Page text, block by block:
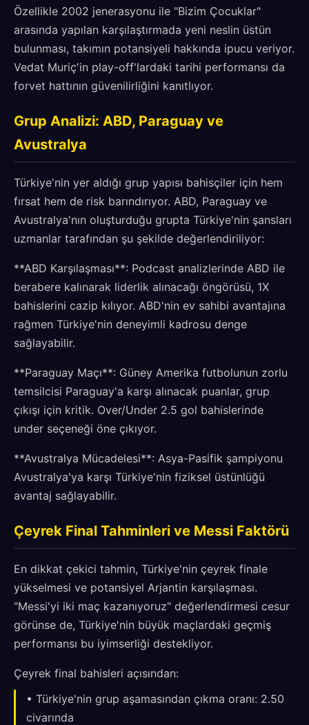
Özellikle 2002 jenerasyonu ile "Bizim Çocuklar"
arasında yapılan karşılaştırmada yeni neslin üstün
bulunması, takımın potansiyeli hakkında ipucu veriyor.
Vedat Muriç'in play-off'lardaki tarihi performansı da
forvet hattının güvenilirliğini kanıtlıyor.
Grup Analizi: ABD, Paraguay ve
Avustralya
Türkiye'nin yer aldığı grup yapısı bahisçiler için hem
fırsat hem de risk barındırıyor. ABD, Paraguay ve
Avustralya'nın oluşturduğu grupta Türkiye'nin şansları
uzmanlar tarafından şu şekilde değerlendiriliyor:
**ABD Karşılaşması**: Podcast analizlerinde ABD ile
berabere kalınarak liderlik alınacağı öngörüsü, 1X
bahislerini cazip kılıyor. ABD'nin ev sahibi avantajına
rağmen Türkiye'nin deneyimli kadrosu denge
sağlayabilir.
**Paraguay Maçı**: Güney Amerika futbolunun zorlu
temsilcisi Paraguay'a karşı alınacak puanlar, grup
çıkışı için kritik. Over/Under 2.5 gol bahislerinde
under seçeneği öne çıkıyor.
**Avustralya Mücadelesi**: Asya-Pasifik şampiyonu
Avustralya'ya karşı Türkiye'nin fiziksel üstünlüğü
avantaj sağlayabilir.
Çeyrek Final Tahminleri ve Messi Faktörü
En dikkat çekici tahmin, Türkiye'nin çeyrek finale
yükselmesi ve potansiyel Arjantin karşılaşması.
"Messi'yi iki maç kazanıyoruz" değerlendirmesi cesur
görünse de, Türkiye'nin büyük maçlardaki geçmiş
performansı bu iyimserliği destekliyor.
Çeyrek final bahisleri açısından:
• Türkiye'nin grup aşamasından çıkma oranı: 2.50
civarında